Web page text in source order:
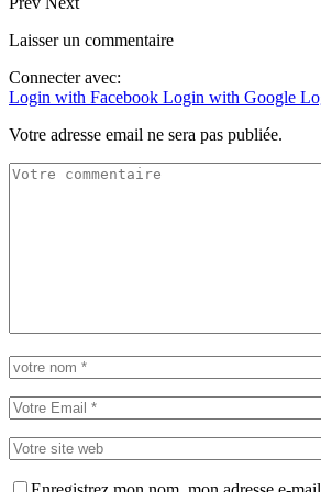
Laisser un commentaire
Connecter avec:
Login with Facebook Login with Google
Votre adresse email ne sera pas publiée.